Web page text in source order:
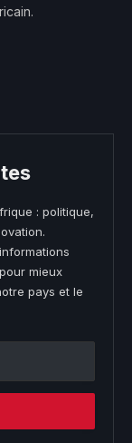
: politique,
mieux
pays et le